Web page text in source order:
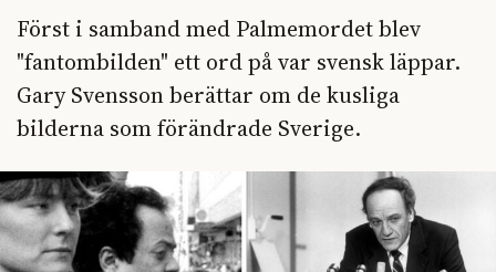
Först i samband med Palmemordet blev
"fantombilden" ett ord på var svensk läppar.
Gary Svensson berättar om de kusliga
bilderna som förändrade Sverige.